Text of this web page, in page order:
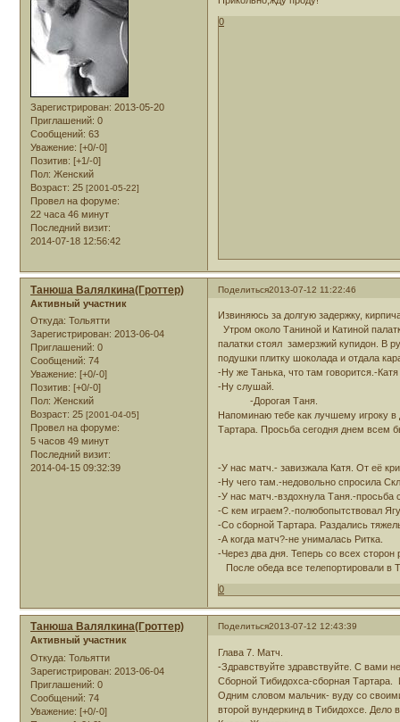
Зарегистрирован: 2013-05-20
Приглашений: 0
Сообщений: 63
Уважение: [+0/-0]
Позитив: [+1/-0]
Пол: Женский
Возраст: 25 [2001-05-22]
Провел на форуме:
22 часа 46 минут
Последний визит:
2014-07-18 12:56:42
0
Поделиться2013-07-12 11:22:46
Танюша Валялкина(Гроттер)
Активный участник
Откуда: Тольятти
Зарегистрирован: 2013-06-04
Приглашений: 0
Сообщений: 74
Уважение: [+0/-0]
Позитив: [+0/-0]
Пол: Женский
Возраст: 25 [2001-04-05]
Провел на форуме:
5 часов 49 минут
Последний визит:
2014-04-15 09:32:39
Извиняюсь за долгую задержку,
Утром около Таниной и Катиной
палатки стоял замерзжий купидон. В
подушки плитку шоколада и отдала
-Ну же Танька, что там говорится.-
-Ну слушай.
-Дорогая Таня.
Напоминаю тебе как лучшему игроку
Тартара. Просьба сегодня днем всем
-У нас матч.- завизжала Катя. От её
-Ну чего там.-недовольно спросила
-У нас матч.-вздохнула Таня.-просьба
-С кем играем?.-полюбопытствовал
-Со сборной Тартара. Раздались
-А когда матч?-не унималась Ритка.
-Через два дня. Теперь со всех сторон
После обеда все телепортировали в
0
Поделиться2013-07-12 12:43:39
Танюша Валялкина(Гроттер)
Активный участник
Откуда: Тольятти
Зарегистрирован: 2013-06-04
Приглашений: 0
Сообщений: 74
Уважение: [+0/-0]
Глава 7. Матч.
-Здравствуйте здравствуйте. С
Сборной Тибидохса-сборная Тартара.
Одним словом мальчик- вуду со
второй вундеркинд в Тибидохсе. Дело